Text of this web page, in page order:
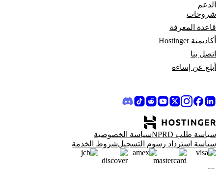
الدعم
شروحات
قاعدة المعرفة
أكاديمية Hostinger
اتصل بنا
أبلغ عن إساءة
سياسة طلب NPRD
سياسة الخصوصية
سياسة استرداد رسوم التسجيلشروط الخدمة